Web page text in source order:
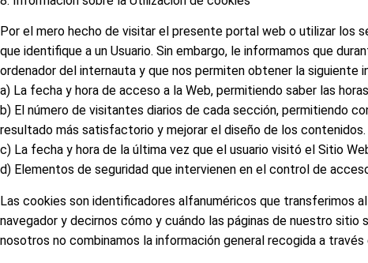
Por el mero hecho de visitar el presente portal web o utilizar los
que identifique a un Usuario. Sin embargo, le informamos que
ordenador del internauta y que nos permiten obtener la siguiente
a) La fecha y hora de acceso a la Web, permitiendo saber las
b) El número de visitantes diarios de cada sección, permitiendo
resultado más satisfactorio y mejorar el diseño de los contenidos.
c) La fecha y hora de la última vez que el usuario visitó el Sitio
d) Elementos de seguridad que intervienen en el control de
Las cookies son identificadores alfanuméricos que transferimos
navegador y decirnos cómo y cuándo las páginas de nuestro sitio
nosotros no combinamos la información general recogida a